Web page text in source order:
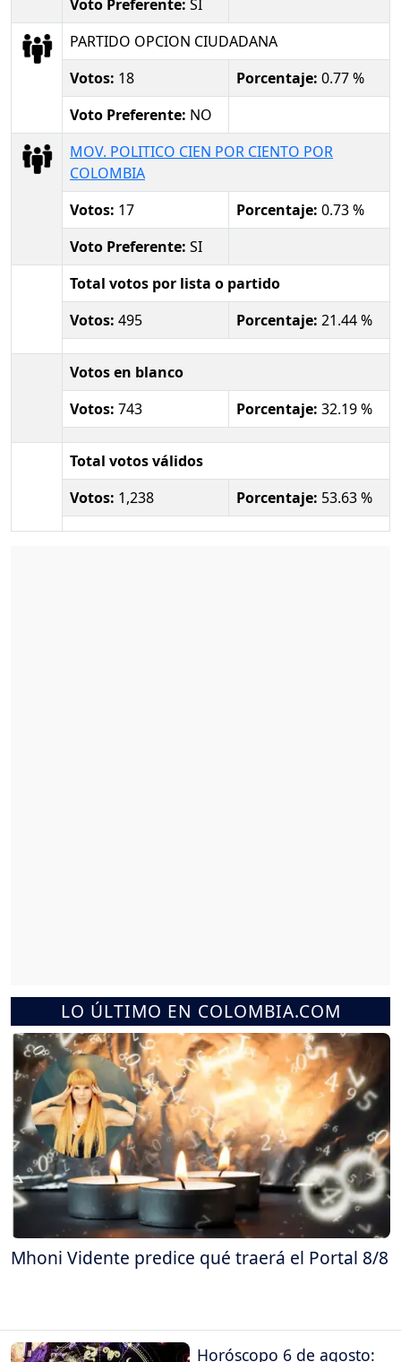
Voto Preferente: SI
PARTIDO OPCION CIUDADANA
Votos: 18 Porcentaje: 0.77 %
Voto Preferente: NO
MOV. POLITICO CIEN POR CIENTO POR
COLOMBIA
Votos: 17 Porcentaje: 0.73 %
Voto Preferente: SI
Total votos por lista o partido
Votos: 495 Porcentaje: 21.44 %
Votos en blanco
Votos: 743 Porcentaje: 32.19 %
Total votos válidos
Votos: 1,238 Porcentaje: 53.63 %
LO ÚLTIMO EN COLOMBIA.COM
Mhoni Vidente predice qué traerá el Portal 8/8
Horóscopo 6 de agosto: